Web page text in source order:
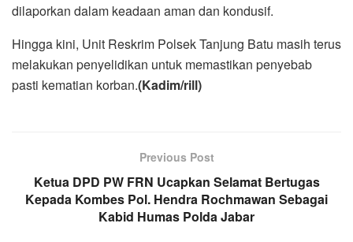
dilaporkan dalam keadaan aman dan kondusif.
Hingga kini, Unit Reskrim Polsek Tanjung Batu masih terus
melakukan penyelidikan untuk memastikan penyebab
pasti kematian korban.(Kadim/rill)
Previous Post
Ketua DPD PW FRN Ucapkan Selamat Bertugas
Kepada Kombes Pol. Hendra Rochmawan Sebagai
Kabid Humas Polda Jabar